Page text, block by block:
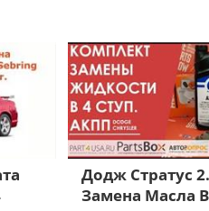
Додж Стратус
Замена Масла